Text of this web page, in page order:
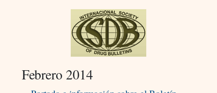
Febrero 2014